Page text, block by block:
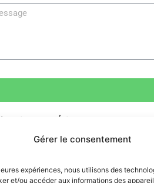
Gérer le consentement
expériences, nous utilisons des
et/ou accéder aux informations des
Étiquettes